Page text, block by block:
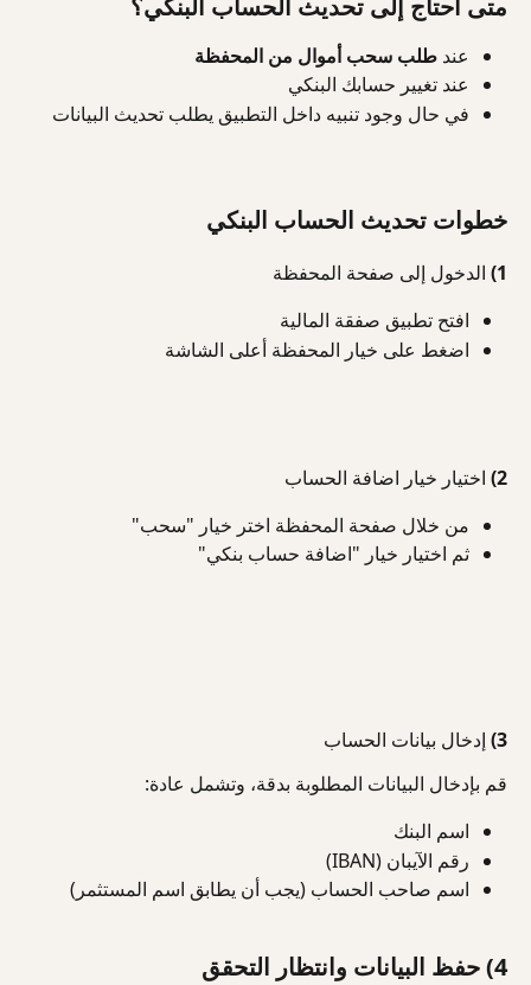
عند طلب سحب أموال من المحفظة
عند تغيير حسابك البنكي
في حال وجود تنبيه داخل التطبيق يطلب تحديث البيانات
خطوات تحديث الحساب البنكي
1) الدخول إلى صفحة المحفظة
افتح تطبيق صفقة المالية
اضغط على خيار المحفظة أعلى الشاشة
2) اختيار خيار اضافة الحساب
من خلال صفحة المحفظة اختر خيار "سحب"
ثم اختيار خيار "اضافة حساب بنكي"
3) إدخال بيانات الحساب
قم بإدخال البيانات المطلوبة بدقة، وتشمل عادة:
اسم البنك
رقم الآيبان (IBAN)
اسم صاحب الحساب (يجب أن يطابق اسم المستثمر)
4) حفظ البيانات وانتظار التحقق